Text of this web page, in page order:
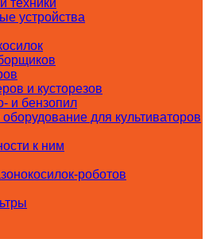
техники
устройства
и кусторезов
и бензопил
для культиваторов
к ним
роботов